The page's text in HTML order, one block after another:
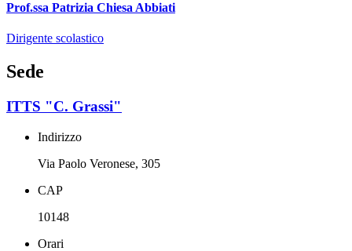
Prof.ssa Patrizia Chiesa Abbiati
Dirigente scolastico
Sede
ITTS "C. Grassi"
Indirizzo
Via Paolo Veronese, 305
CAP
10148
Orari